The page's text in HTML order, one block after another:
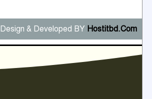
Design & Developed BY Hostitbd.Com